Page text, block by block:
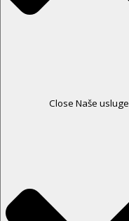
Close Naše usluge